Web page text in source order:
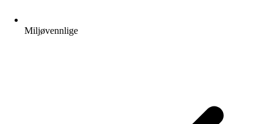
Miljøvennlige